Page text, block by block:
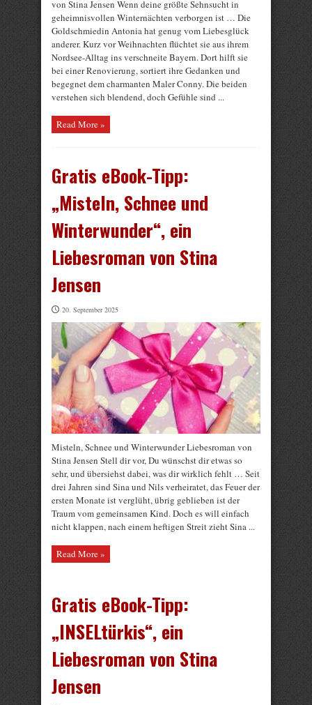
von Stina Jensen Wenn deine größte Sehnsucht in
geheimnisvollen Winternächten verborgen ist … Die
Goldschmiedin Antonia hat genug vom Liebesglück
anderer. Kurz vor Weihnachten flüchtet sie aus ihrem
Nordsee-Alltag ins verschneite Bayern. Dort hilft sie
bei einer Renovierung, sortiert ihre Gedanken und
begegnet dem charmanten Maler Conny. Die beiden
verstehen sich blendend, doch Gefühle sind ...
Read More »
Gratis eBook-Tipp:
„Misteln, Schnee und
Winterwunder“, ein
Liebesroman von Stina
Jensen
20. September 2025
Misteln, Schnee und Winterwunder Liebesroman von
Stina Jensen Stell dir vor, Du wünschst dir etwas so
sehr, und übersiehst dabei, was dir wirklich fehlt … Seit
drei Jahren sind Sina und Nils verheiratet, das Feuer der
ersten Monate ist verglüht, übrig geblieben ist der
Traum vom gemeinsamen Kind. Doch es will einfach
nicht klappen, nach einem heftigen Streit zieht Sina ...
Read More »
Gratis eBook-Tipp:
„INSELtürkis“, ein
Liebesroman von Stina
Jensen